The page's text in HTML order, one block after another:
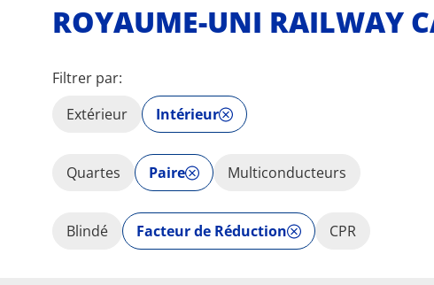
ROYAUME-UNI RAILWAY
Filtrer par:
Extérieur
Intérieur
Quartes Paire Multiconducteurs
Blindé Facteur de Réduction CPR